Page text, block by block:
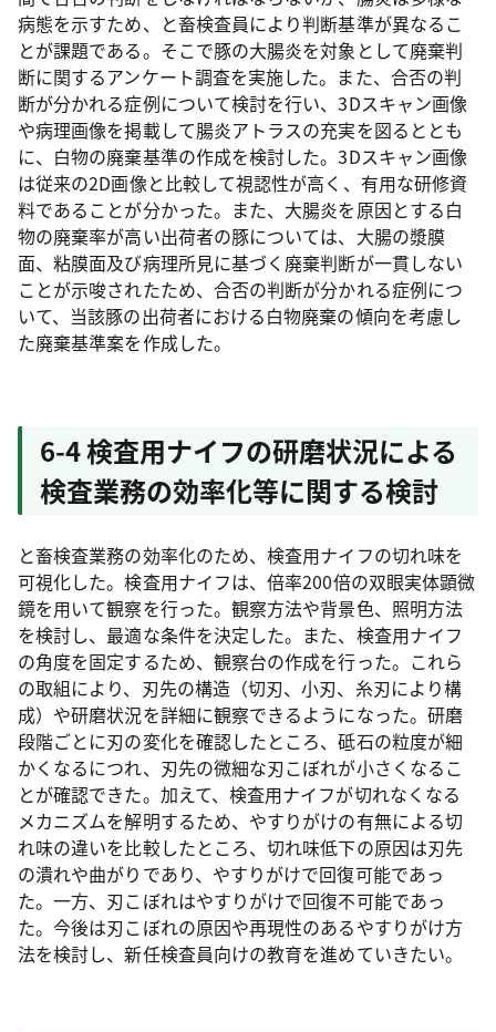
病態を示すため、と畜検査員により判断基準が異なるこ
とが課題である。そこで豚の大腸炎を対象として廃棄判
断に関するアンケート調査を実施した。また、合否の判
断が分かれる症例について検討を行い、3Dスキャン画像
や病理画像を掲載して腸炎アトラスの充実を図るととも
に、白物の廃棄基準の作成を検討した。3Dスキャン画像
は従来の2D画像と比較して視認性が高く、有用な研修資
料であることが分かった。また、大腸炎を原因とする白
物の廃棄率が高い出荷者の豚については、大腸の漿膜
面、粘膜面及び病理所見に基づく廃棄判断が一貫しない
ことが示唆されたため、合否の判断が分かれる症例につ
いて、当該豚の出荷者における白物廃棄の傾向を考慮し
た廃棄基準案を作成した。
6-4 検査用ナイフの研磨状況による
検査業務の効率化等に関する検討
と畜検査業務の効率化のため、検査用ナイフの切れ味を
可視化した。検査用ナイフは、倍率200倍の双眼実体顕微
鏡を用いて観察を行った。観察方法や背景色、照明方法
を検討し、最適な条件を決定した。また、検査用ナイフ
の角度を固定するため、観察台の作成を行った。これら
の取組により、刃先の構造（切刃、小刃、糸刃により構
成）や研磨状況を詳細に観察できるようになった。研磨
段階ごとに刃の変化を確認したところ、砥石の粒度が細
かくなるにつれ、刃先の微細な刃こぼれが小さくなるこ
とが確認できた。加えて、検査用ナイフが切れなくなる
メカニズムを解明するため、やすりがけの有無による切
れ味の違いを比較したところ、切れ味低下の原因は刃先
の潰れや曲がりであり、やすりがけで回復可能であっ
た。一方、刃こぼれはやすりがけで回復不可能であっ
た。今後は刃こぼれの原因や再現性のあるやすりがけ方
法を検討し、新任検査員向けの教育を進めていきたい。